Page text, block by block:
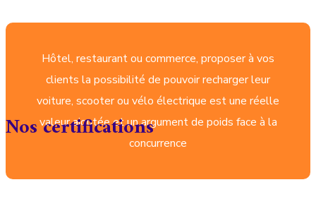
Hôtel, restaurant ou commerce, proposer à vos
clients la possibilité de pouvoir recharger leur
voiture, scooter ou vélo électrique est une réelle
valeur ajoutée et un argument de poids face à la
concurrence
Nos certifications